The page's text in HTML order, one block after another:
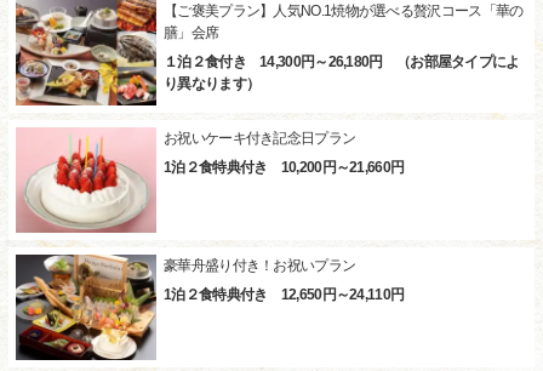
【ご褒美プラン】人気NO.1焼物が選べる贅沢コース「華の
膳」会席
１泊２食付き 14,300円～26,180円 （お部屋タイプによ
り異なります）
お祝いケーキ付き記念日プラン
1泊２食特典付き 10,200円～21,660円
豪華舟盛り付き！お祝いプラン
1泊２食特典付き 12,650円～24,110円